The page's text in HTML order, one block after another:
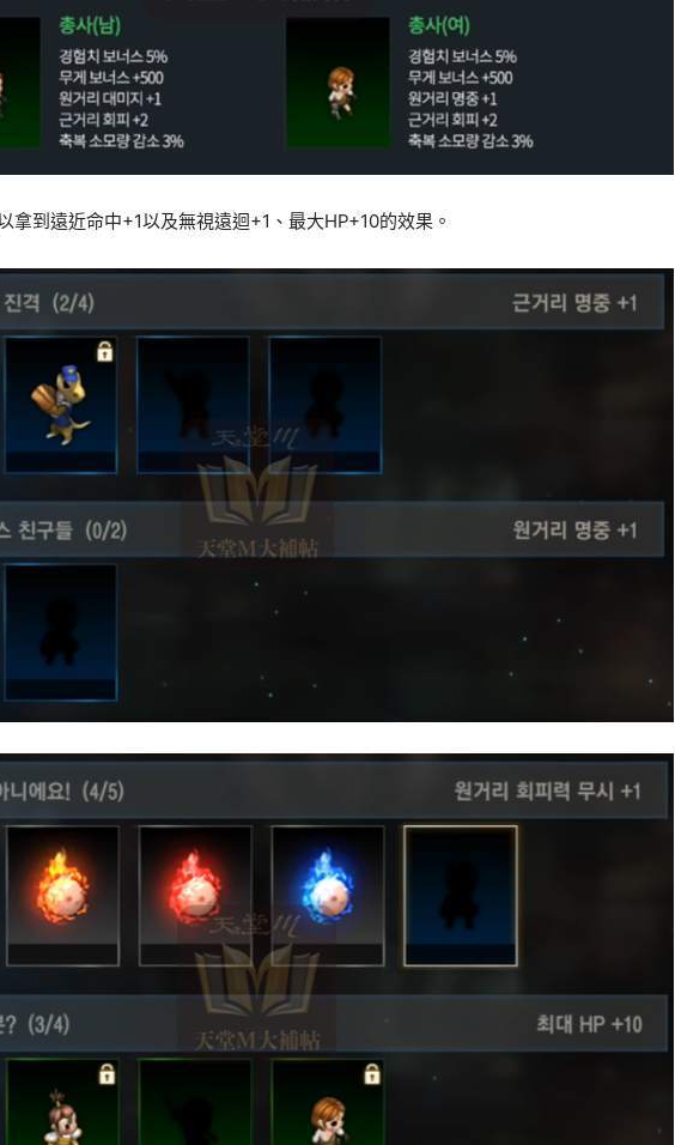
拿到遠近命中+1以及無視遠迴+1、最大HP+10的效果。